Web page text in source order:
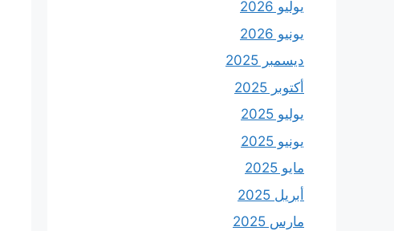
يوليو 2026
يونيو 2026
ديسمبر 2025
أكتوبر 2025
يوليو 2025
يونيو 2025
مايو 2025
أبريل 2025
مارس 2025